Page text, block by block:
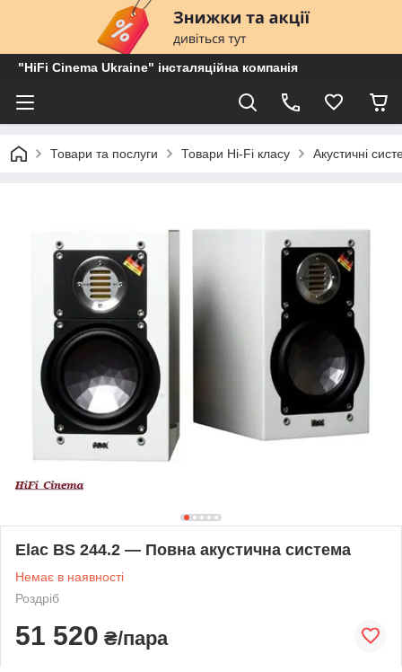
"HiFi Cinema Ukraine" інсталяційна компанія
Товари та послуги Товари Hi-Fi класу Акустичні
Elac BS 244.2 — Повна акустична система
Немає в наявності
Роздріб
51 520 ₴/пара